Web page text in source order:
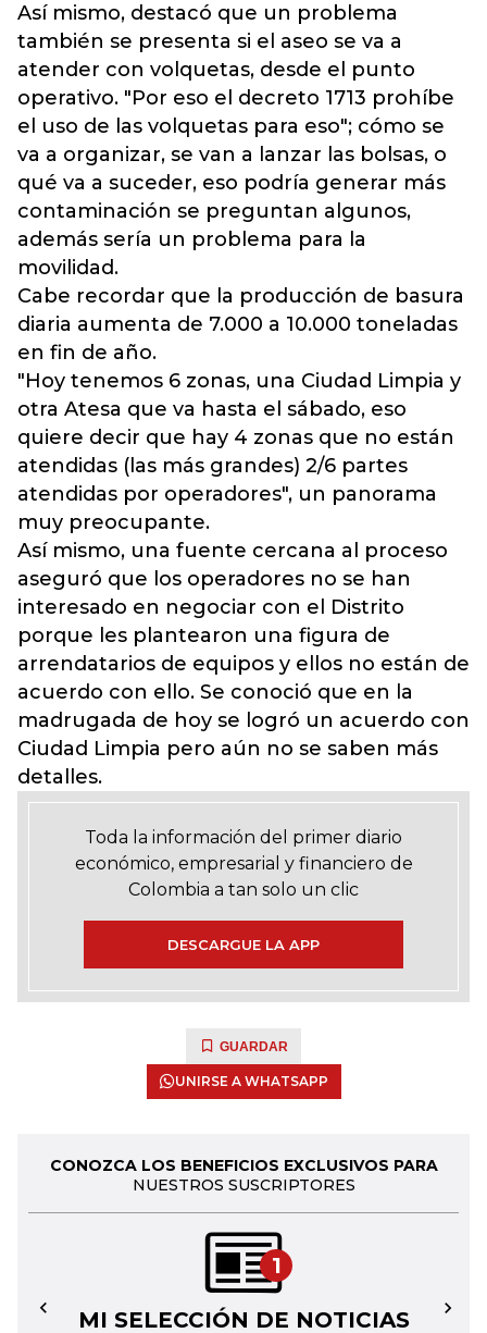
Así mismo, destacó que un problema
también se presenta si el aseo se va a
atender con volquetas, desde el punto
operativo. "Por eso el decreto 1713 prohíbe
el uso de las volquetas para eso"; cómo se
va a organizar, se van a lanzar las bolsas, o
qué va a suceder, eso podría generar más
contaminación se preguntan algunos,
además sería un problema para la
movilidad.
Cabe recordar que la producción de basura
diaria aumenta de 7.000 a 10.000 toneladas
en fin de año.
"Hoy tenemos 6 zonas, una Ciudad Limpia y
otra Atesa que va hasta el sábado, eso
quiere decir que hay 4 zonas que no están
atendidas (las más grandes) 2/6 partes
atendidas por operadores", un panorama
muy preocupante.
Así mismo, una fuente cercana al proceso
aseguró que los operadores no se han
interesado en negociar con el Distrito
porque les plantearon una figura de
arrendatarios de equipos y ellos no están de
acuerdo con ello. Se conoció que en la
madrugada de hoy se logró un acuerdo con
Ciudad Limpia pero aún no se saben más
detalles.
Toda la información del primer diario
económico, empresarial y financiero de
Colombia a tan solo un clic
DESCARGUE LA APP
GUARDAR
UNIRSE A WHATSAPP
CONOZCA LOS BENEFICIOS EXCLUSIVOS PARA
NUESTROS SUSCRIPTORES
1
MI SELECCIÓN DE NOTICIAS
← →